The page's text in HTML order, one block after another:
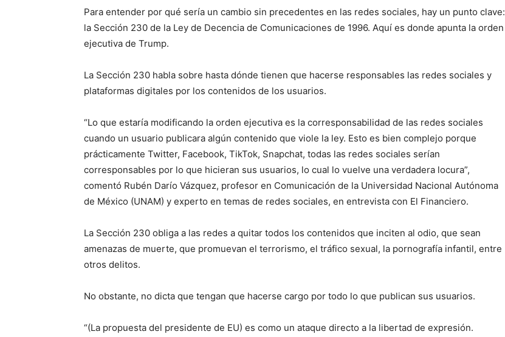
Para entender por qué sería un cambio sin precedentes en las redes sociales, hay un punto clave:
la Sección 230 de la Ley de Decencia de Comunicaciones de 1996. Aquí es donde apunta la orden
ejecutiva de Trump.
La Sección 230 habla sobre hasta dónde tienen que hacerse responsables las redes sociales y
plataformas digitales por los contenidos de los usuarios.
“Lo que estaría modificando la orden ejecutiva es la corresponsabilidad de las redes sociales
cuando un usuario publicara algún contenido que viole la ley. Esto es bien complejo porque
prácticamente Twitter, Facebook, TikTok, Snapchat, todas las redes sociales serían
corresponsables por lo que hicieran sus usuarios, lo cual lo vuelve una verdadera locura”,
comentó Rubén Darío Vázquez, profesor en Comunicación de la Universidad Nacional Autónoma
de México (UNAM) y experto en temas de redes sociales, en entrevista con El Financiero.
La Sección 230 obliga a las redes a quitar todos los contenidos que inciten al odio, que sean
amenazas de muerte, que promuevan el terrorismo, el tráfico sexual, la pornografía infantil, entre
otros delitos.
No obstante, no dicta que tengan que hacerse cargo por todo lo que publican sus usuarios.
“(La propuesta del presidente de EU) es como un ataque directo a la libertad de expresión.